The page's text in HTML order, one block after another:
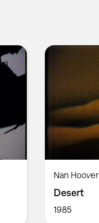
Nan Hoover
Desert
1985